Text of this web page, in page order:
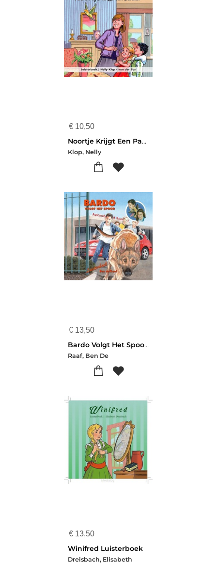
€ 10,50
Noortje Krijgt Een Parkiet Luisterboek
Klop, Nelly
€ 13,50
Bardo Volgt Het Spoor Luisterboek
Raaf, Ben De
€ 13,50
Winifred Luisterboek
Dreisbach, Elisabeth